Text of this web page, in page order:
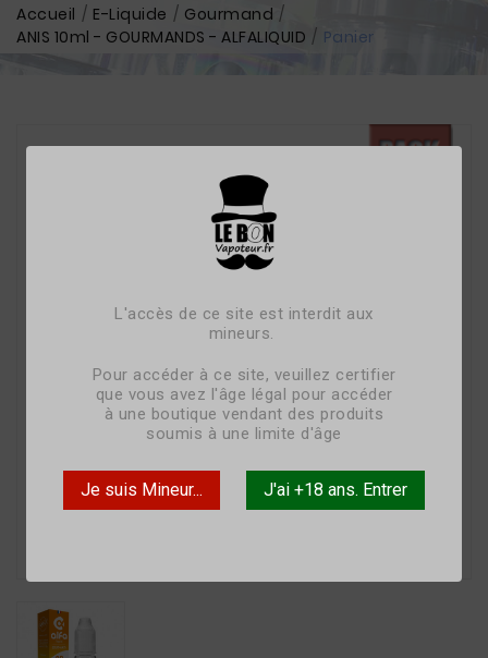
L'accès de ce site est interdit aux
mineurs.
Pour accéder à ce site, veuillez certifier
que vous avez l'âge légal pour accéder
à une boutique vendant des produits
soumis à une limite d'âge
Je suis Mineur... J'ai +18 ans. Entrer
Accueil E-Liquide
Gourmand
ANIS 10ml - GOURMANDS - ALFALIQUID
Panier